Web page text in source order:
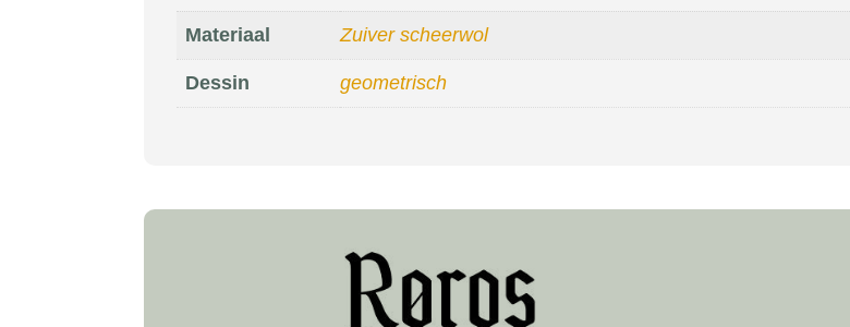
Materiaal Zuiver scheerwol
Dessin geometrisch